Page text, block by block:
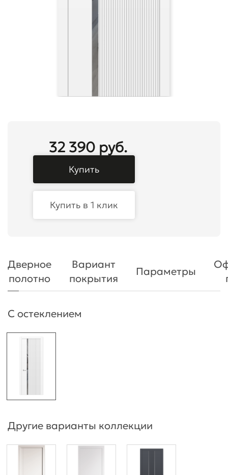
32 390 руб.
Купить
Купить в 1 клик
Дверное
полотно
Вариант
покрытия
Параметры
С остеклением
Другие варианты коллекции